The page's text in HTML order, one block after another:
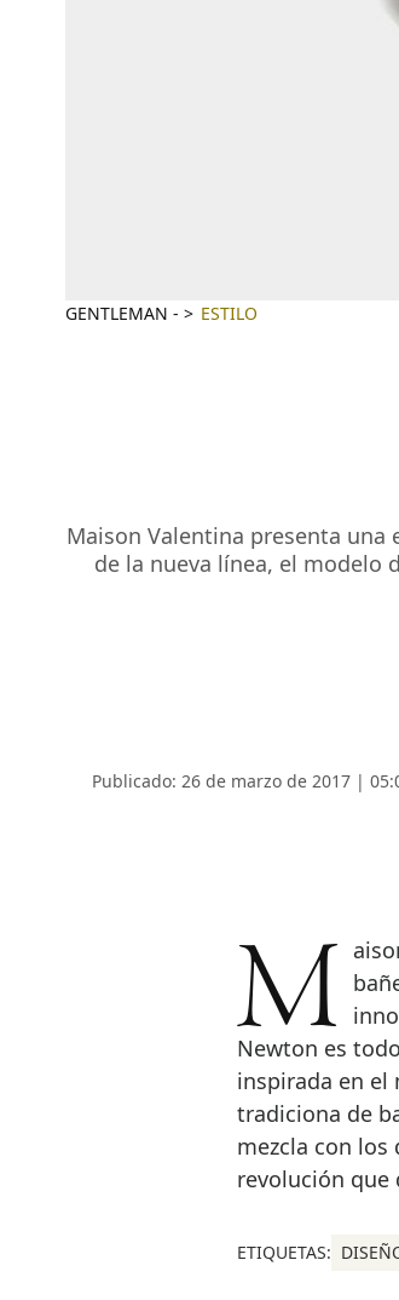
GENTLEMAN - ESTILO
Maison Valentina presenta
de la nueva línea, el modelo
Publicado: 26 de marzo de 2017 |
Maison Valentina presenta una exclusiva y creativa colección de
Newton es
inspirada en el
tradiciona de
mezcla con los
revolución que
ETIQUETAS: